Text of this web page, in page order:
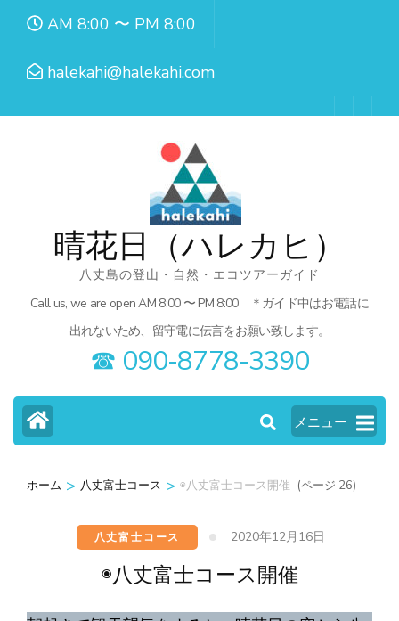
ツ
AM 8:00 〜 PM 8:00
halekahi@halekahi.com
晴花日（ハレカヒ）
八丈島の登山・自然・エコツアーガイド
Call us, we are open AM 8:00 〜 PM 8:00 ＊ガイド中はお電話に
出れないため、留守電に伝言をお願い致します。
☎︎ 090-8778-3390
メニュー
ホーム > 八丈富士コース > ◉八丈富士コース開催 (ページ 26)
八丈富士コース 2020年12月16日
◉八丈富士コース開催